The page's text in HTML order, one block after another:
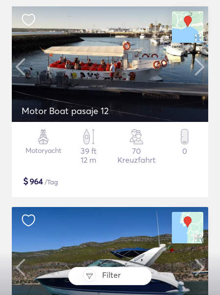
Filter
Motor Boat pasaje 12
Motoryacht
39 ft
12 m
70
Kreuzfahrt
0
$964/Tag